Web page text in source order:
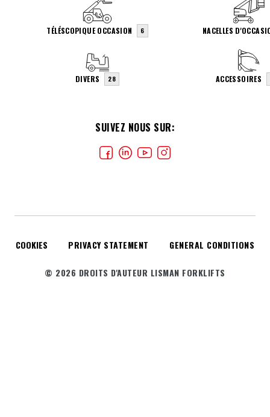
SUIVEZ NOUS SUR:
TÉLÉSCOPIQUE OCCASION 6 NACELLES
DIVERS 28 ACCESSOIRES
COOKIES PRIVACY STATEMENT GENERAL CONDITIONS
© 2026 DROITS D'AUTEUR LISMAN FORKLIFTS